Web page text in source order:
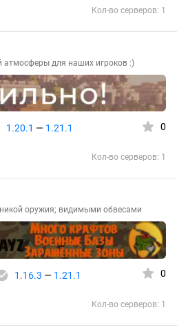
Кол-во серверов: 1
атмосферы для наших игроков :)
1.20.1 — 1.21.1 0
Кол-во серверов: 1
оружия; видимыми обвесами
1.16.3 — 1.21.1 0
Кол-во серверов: 1